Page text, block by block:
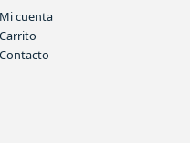
Mi cuenta
Carrito
Contacto